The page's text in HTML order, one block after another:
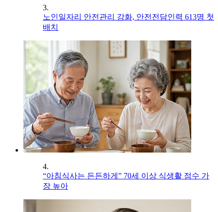
3.
노인일자리 안전관리 강화, 안전전담인력 613명 첫
배치
4.
“아침식사는 든든하게” 70세 이상 식생활 점수 가
장 높아